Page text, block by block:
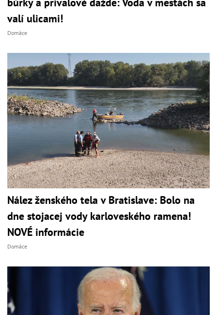
valí ulicami!
Domáce
Nález ženského tela v Bratislave: Bolo na
dne stojacej vody karloveského ramena!
NOVÉ informácie
Domáce